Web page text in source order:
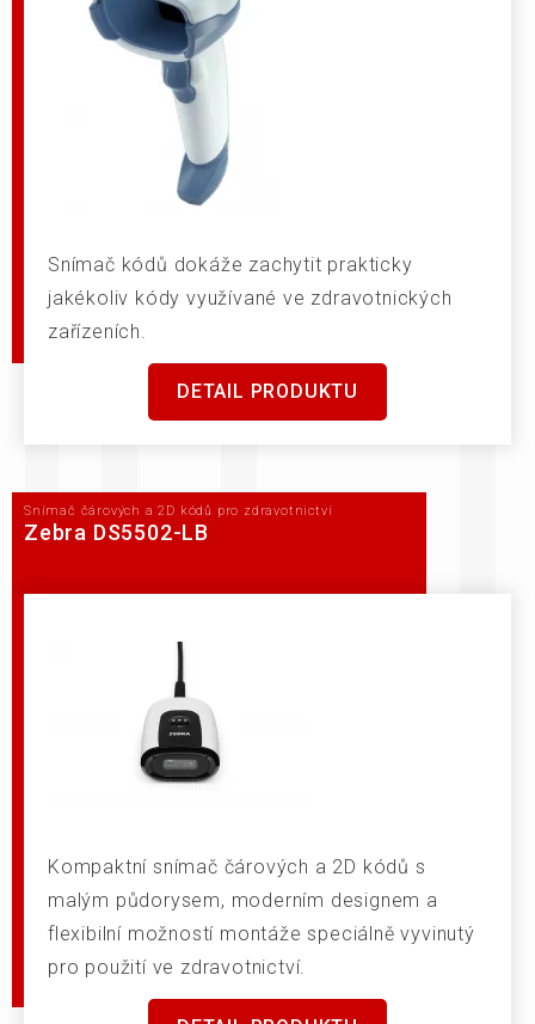
Snímač kódů dokáže zachytit prakticky
jakékoliv kódy využívané ve zdravotnických
zařízeních.
DETAIL PRODUKTU
Snímač čárových a 2D kódů pro zdravotnictví
Zebra DS5502-LB
Kompaktní snímač čárových a 2D kódů s
malým půdorysem, moderním designem a
flexibilní možností montáže speciálně vyvinutý
pro použití ve zdravotnictví.